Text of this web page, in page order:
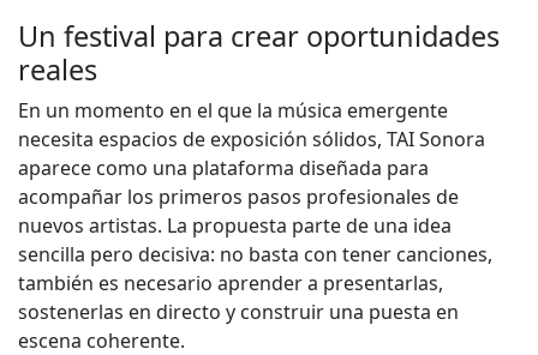
Un festival para crear oportunidades
reales
En un momento en el que la música emergente
necesita espacios de exposición sólidos, TAI Sonora
aparece como una plataforma diseñada para
acompañar los primeros pasos profesionales de
nuevos artistas. La propuesta parte de una idea
sencilla pero decisiva: no basta con tener canciones,
también es necesario aprender a presentarlas,
sostenerlas en directo y construir una puesta en
escena coherente.